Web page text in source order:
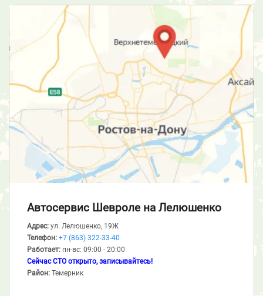
Автосервис Шевроле на Лелюшенко
Адрес: ул. Лелюшенко, 19Ж
Телефон: +7 (863) 322-33-40
Работает: пн-вс: 09:00 - 20:00
Сейчас СТО открыто, записывайтесь!
Район: Темерник